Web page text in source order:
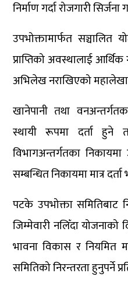
निर्माण गर्दा रोजगारी सिर्जना
उपभोक्तामार्फत सञ्चालित
प्राप्तिको अवस्थालाई
अभिलेख नराखिएको
खानेपानी तथा
स्थायी रूपमा दर्ता हुने
विभागअन्तर्गतका
सम्बन्धित निकायमा मात्र
पटके उपभोक्ता समितिबाट
जिम्मेवारी नलिँदा
भावना विकास र नियमित
समितिको निरन्तरता हुनुपर्ने